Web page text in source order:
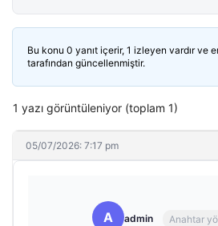
Bu konu 0 yanıt içerir, 1 izleyen vardır ve
tarafından güncellenmiştir.
1 yazı görüntüleniyor (toplam 1)
05/07/2026: 7:17 pm
A admin Anahtar